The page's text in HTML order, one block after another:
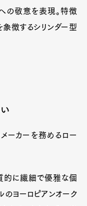
の敬意を表現。特徴
象徴するシリンダー型
ーカーを務めるロー
質的に繊細で優雅な個
のヨーロピアンオーク